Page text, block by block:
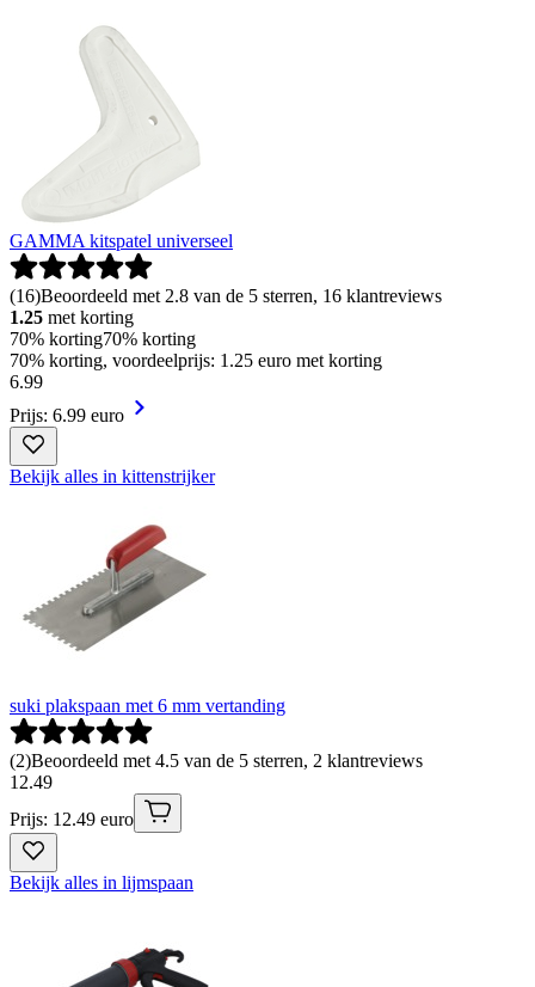
GAMMA kitspatel universeel
(16)Beoordeeld met 2.8 van de 5 sterren, 16 klantreviews
1.25 met korting
70% korting70% korting
70% korting, voordeelprijs: 1.25 euro met korting
6.99
Prijs: 6.99 euro
Bekijk alles in kittenstrijker
suki plakspaan met 6 mm vertanding
(2)Beoordeeld met 4.5 van de 5 sterren, 2 klantreviews
12.49
Prijs: 12.49 euro
Bekijk alles in lijmspaan